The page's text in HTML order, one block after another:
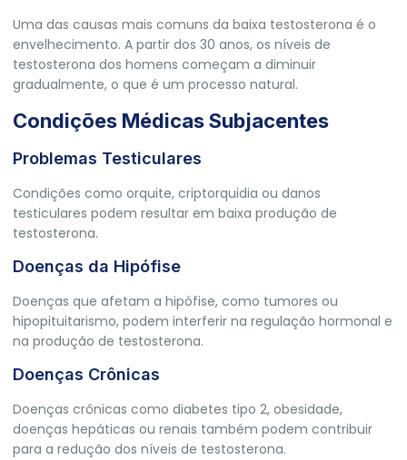
Uma das causas mais comuns da baixa testosterona é o
envelhecimento. A partir dos 30 anos, os níveis de
testosterona dos homens começam a diminuir
gradualmente, o que é um processo natural.
Condições Médicas Subjacentes
Problemas Testiculares
Condições como orquite, criptorquidia ou danos
testiculares podem resultar em baixa produção de
testosterona.
Doenças da Hipófise
Doenças que afetam a hipófise, como tumores ou
hipopituitarismo, podem interferir na regulação hormonal e
na produção de testosterona.
Doenças Crônicas
Doenças crônicas como diabetes tipo 2, obesidade,
doenças hepáticas ou renais também podem contribuir
para a redução dos níveis de testosterona.